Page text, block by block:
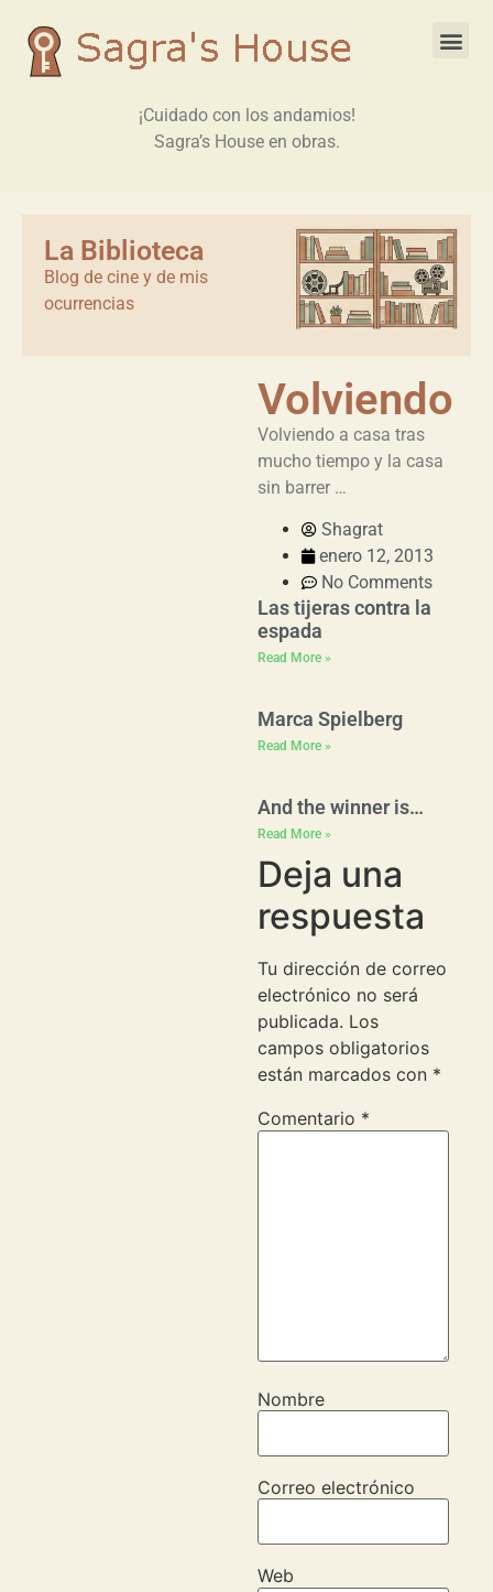
¡Cuidado con los andamios!
Sagra’s House en obras.
La Biblioteca
Blog de cine y de mis
ocurrencias
Volviendo
Volviendo a casa tras
mucho tiempo y la casa
sin barrer …
Shagrat
enero 12, 2013
No Comments
Las tijeras contra la
espada
Read More »
Marca Spielberg
Read More »
And the winner is…
Read More »
Deja una
respuesta
Tu dirección de correo
electrónico no será
publicada. Los
campos obligatorios
están marcados con *
Comentario *
Nombre
Correo electrónico
Web